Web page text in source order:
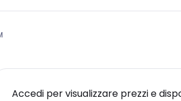
Accedi per visualizzare prezzi e